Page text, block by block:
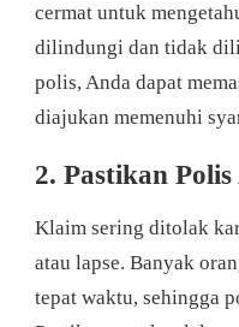
cermat untuk
dilindungi dan tidak
polis, Anda dapat
diajukan memenuhi
2. Pastikan
Klaim sering ditolak
atau lapse. Banyak
tepat waktu, sehingga